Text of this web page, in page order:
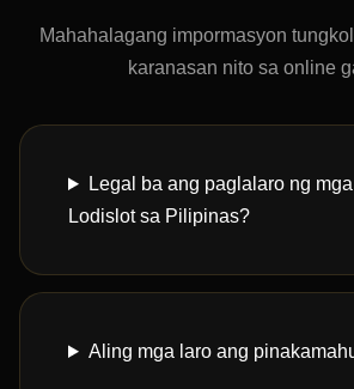
Mahahalagang impormasyon
karanasan nito sa online
Legal ba ang paglalaro ng
Lodislot sa Pilipinas?
Aling mga laro ang